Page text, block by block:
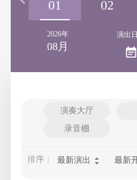
01 02
2026年
08月
演出
演奏大厅
录音棚
排序： 最新演出 最新